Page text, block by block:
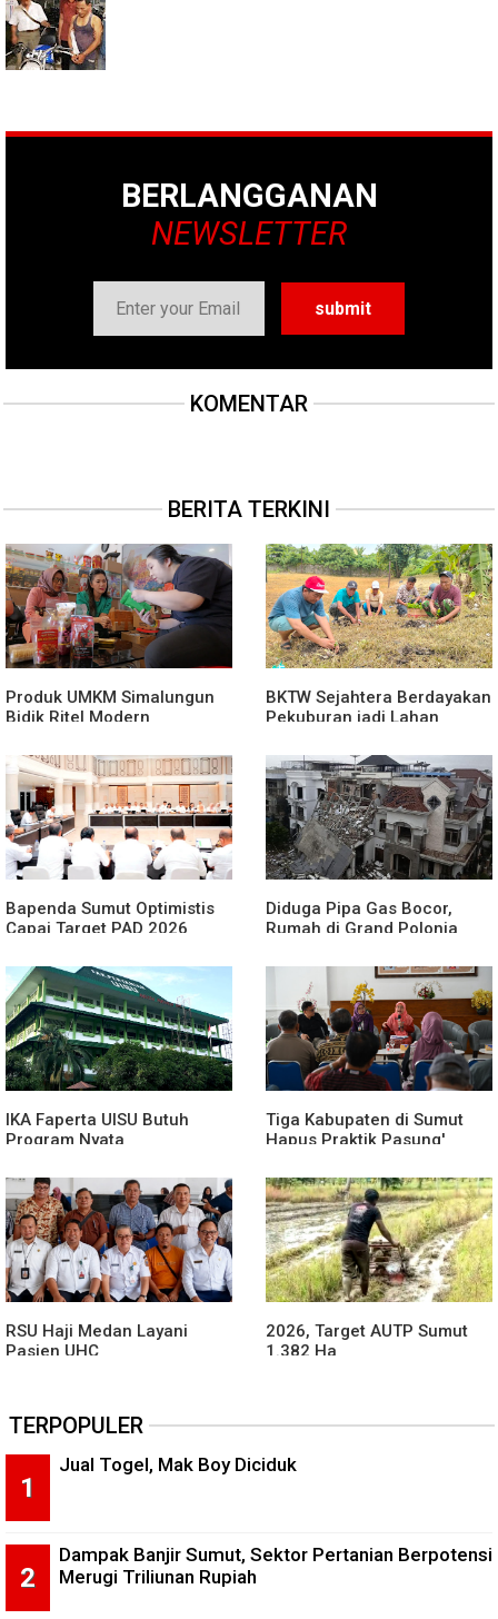
BERLANGGANAN
NEWSLETTER
KOMENTAR
BERITA TERKINI
Produk UMKM Simalungun
Bidik Ritel Modern
BKTW Sejahtera Berdayakan
Pekuburan jadi Lahan
Bapenda Sumut Optimistis
Capai Target PAD 2026
Diduga Pipa Gas Bocor,
Rumah di Grand Polonia
IKA Faperta UISU Butuh
Program Nyata
Tiga Kabupaten di Sumut
Hapus Praktik Pasung'
RSU Haji Medan Layani
Pasien UHC
2026, Target AUTP Sumut
1.382 Ha
TERPOPULER
Jual Togel, Mak Boy Diciduk
Dampak Banjir Sumut, Sektor Pertanian Berpotensi
Merugi Triliunan Rupiah